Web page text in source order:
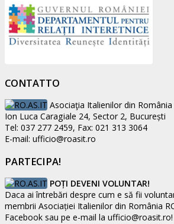
CONTATTO
Asociaţia Italienilor din România
Ion Luca Caragiale 24, Sector 2, București
Tel: 037 277 2459, Fax: 021 313 3064
E-mail: ufficio@roasit.ro
PARTECIPA!
POȚI DEVENI VOLUNTAR!
Daca ai întrebări despre cum e să fii
membrii Asociației Italienilor din România
Facebook sau pe e-mail la ufficio@roasit.ro!